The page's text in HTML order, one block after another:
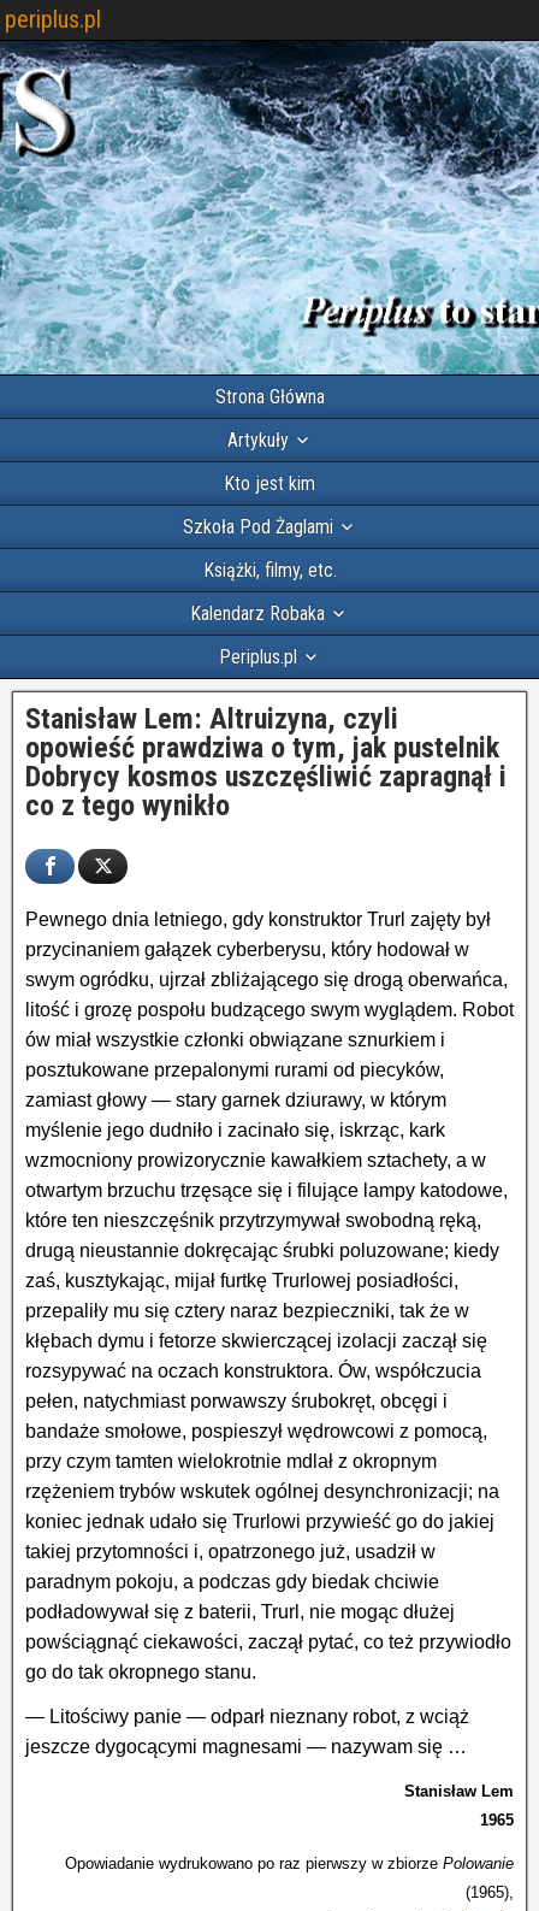
periplus.pl
Strona Główna
Artykuły
Kto jest kim
Szkoła Pod Żaglami
Książki, filmy, etc.
Kalendarz Robaka
Periplus.pl
Stanisław Lem: Altruizyna, czyli
opowieść prawdziwa o tym, jak pustelnik
Dobrycy kosmos uszczęśliwić zapragnął i
co z tego wynikło
Pewnego dnia letniego, gdy konstruktor Trurl zajęty był
przycinaniem gałązek cyberberysu, który hodował w
swym ogródku, ujrzał zbliżającego się drogą oberwańca,
litość i grozę pospołu budzącego swym wyglądem. Robot
ów miał wszystkie członki obwiązane sznurkiem i
posztukowane przepalonymi rurami od piecyków,
zamiast głowy — stary garnek dziurawy, w którym
myślenie jego dudniło i zacinało się, iskrząc, kark
wzmocniony prowizorycznie kawałkiem sztachety, a w
otwartym brzuchu trzęsące się i filujące lampy katodowe,
które ten nieszczęśnik przytrzymywał swobodną ręką,
drugą nieustannie dokręcając śrubki poluzowane; kiedy
zaś, kusztykając, mijał furtkę Trurlowej posiadłości,
przepaliły mu się cztery naraz bezpieczniki, tak że w
kłębach dymu i fetorze skwierczącej izolacji zaczął się
rozsypywać na oczach konstruktora. Ów, współczucia
pełen, natychmiast porwawszy śrubokręt, obcęgi i
bandaże smołowe, pospieszył wędrowcowi z pomocą,
przy czym tamten wielokrotnie mdlał z okropnym
rzężeniem trybów wskutek ogólnej desynchronizacji; na
koniec jednak udało się Trurlowi przywieść go do jakiej
takiej przytomności i, opatrzonego już, usadził w
paradnym pokoju, a podczas gdy biedak chciwie
podładowywał się z baterii, Trurl, nie mogąc dłużej
powściągnąć ciekawości, zaczął pytać, co też przywiodło
go do tak okropnego stanu.
— Litościwy panie — odparł nieznany robot, z wciąż
jeszcze dygocącymi magnesami — nazywam się …
Stanisław Lem
1965
Opowiadanie wydrukowano po raz pierwszy w zbiorze Polowanie
(1965),